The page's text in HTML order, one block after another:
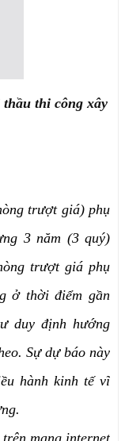
thi công xây
trượt giá) phụ
3 năm (3 quý)
trượt giá phụ
ở thời điểm gần
duy định hướng
Sự dự báo này
hành kinh tế vĩ